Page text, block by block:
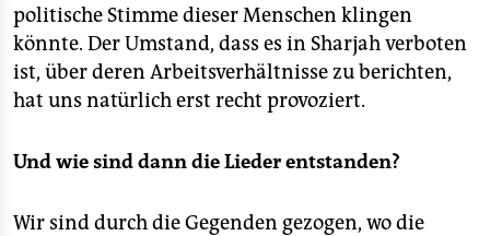
politische Stimme dieser Menschen klingen
könnte. Der Umstand, dass es in Sharjah verboten
ist, über deren Arbeitsverhältnisse zu berichten,
hat uns natürlich erst recht provoziert.
Und wie sind dann die Lieder entstanden?
Wir sind durch die Gegenden gezogen, wo die